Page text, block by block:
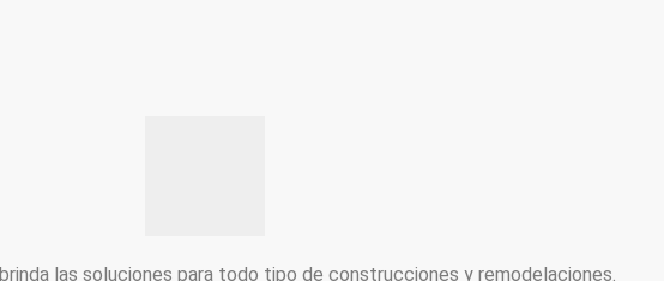
las soluciones para todo tipo de construcciones y remodelaciones.